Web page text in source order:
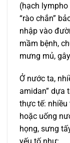
(hạch
“rào chắn”
nhập vào
mầm bệnh,
mưng mủ,
Ở nước ta,
amidan” dựa
thực tế: nhiều
hoặc uống
họng, sưng